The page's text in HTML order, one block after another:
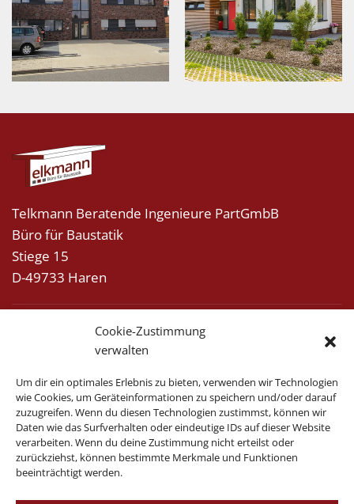
Cookie-Zustimmung
verwalten
Um dir ein optimales Erlebnis zu bieten, verwenden wir Technologien
wie Cookies, um Geräteinformationen zu speichern und/oder darauf
zuzugreifen. Wenn du diesen Technologien zustimmst, können wir
Daten wie das Surfverhalten oder eindeutige IDs auf dieser Website
verarbeiten. Wenn du deine Zustimmung nicht erteilst oder
zurückziehst, können bestimmte Merkmale und Funktionen
beeinträchtigt werden.
Telkmann Beratende Ingenieure PartGmbB
Büro für Baustatik
Stiege 15
D-49733 Haren
+49 (0) 5932 / 735 35-0
+49 (0) 5932 / 735 35-22
E-Mail:info@statik-telkmann.de